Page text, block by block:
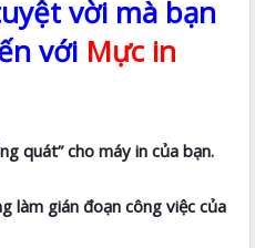
vời mà bạn
với Mực in
quát” cho máy in của bạn.
làm gián đoạn công việc của